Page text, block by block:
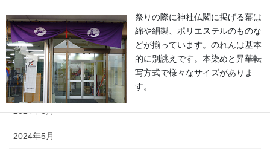
2025年5月
2024年11月
2024年9月
2024年6月
2024年5月
祭りの際に神社仏閣に掲げる幕は
綿や絹製、ポリエステルのものな
どが揃っています。のれんは基本
的に別誂えです。本染めと昇華転
写方式で様々なサイズがありま
す。